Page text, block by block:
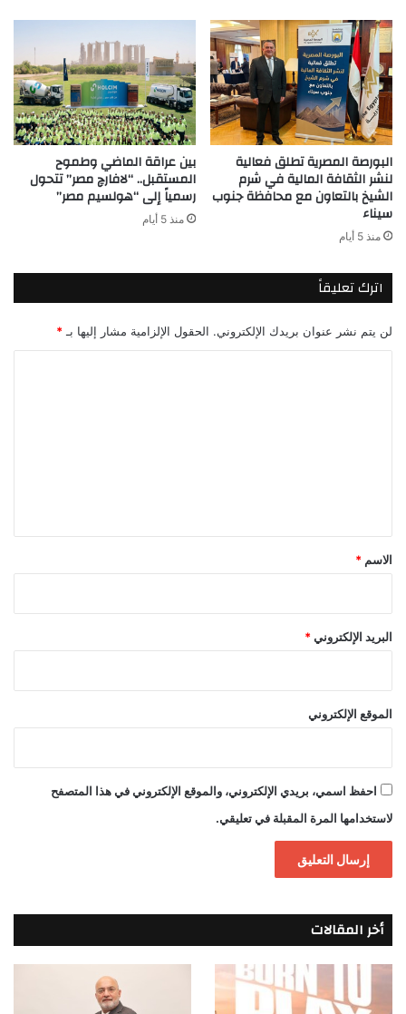
البورصة المصرية تطلق فعالية
لنشر الثقافة المالية في شرم
الشيخ بالتعاون مع محافظة جنوب
سيناء
منذ 5 أيام
بين عراقة الماضي وطموح
المستقبل.. “لافارچ مصر” تتحول
رسمياً إلى “هولسيم مصر”
منذ 5 أيام
اترك تعليقاً
لن يتم نشر عنوان بريدك الإلكتروني. الحقول الإلزامية مشار إليها بـ *
*
الاسم *
البريد الإلكتروني *
الموقع الإلكتروني
احفظ اسمي، بريدي الإلكتروني، والموقع الإلكتروني في هذا المتصفح
لاستخدامها المرة المقبلة في تعليقي.
أخر المقالات